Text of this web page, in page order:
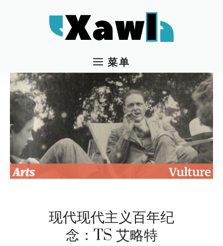
菜单
现代现代主义百年纪
念：TS 艾略特